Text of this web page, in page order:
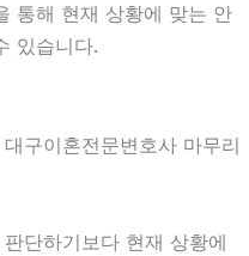
통해 현재 상황에 맞는 안
있습니다.
구이혼전문변호사 마무리
단하기보다 현재 상황에